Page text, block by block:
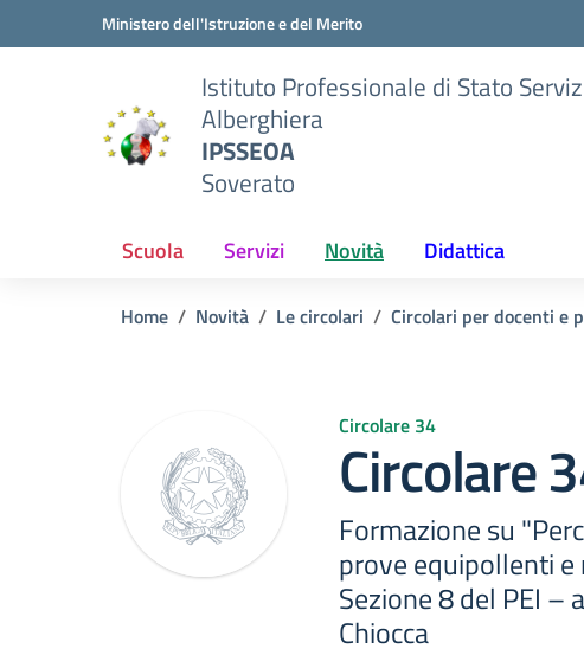
Vai ai contenuti
Vai al menu di navigazioneMinistero dell'Istruzione e del Merito
Istituto Professionale di Stato
Alberghiera
IPSSEOA
Soverato
Scuola Servizi Novità Didattica
Home Novità Le circolari Circolari per docenti e
Circolare 34
Circolare
Formazione su
prove equipollenti
Sezione 8 del PEI –
Chiocca